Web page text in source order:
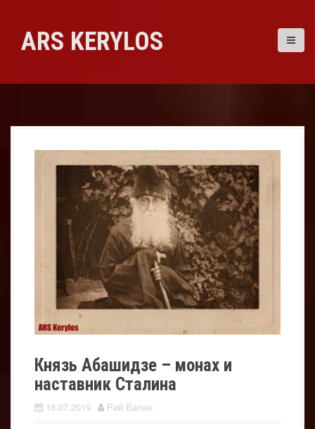
contentARS KERYLOS
Князь Абашидзе – монах и
наставник Сталина
18.07.2019 Рий Вален